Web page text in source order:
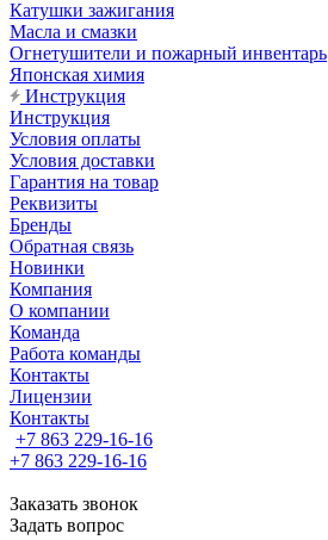
Катушки зажигания
Масла и смазки
Огнетушители и пожарный инвентарь
Японская химия
Инструкция
Инструкция
Условия оплаты
Условия доставки
Гарантия на товар
Реквизиты
Бренды
Обратная связь
Новинки
Компания
О компании
Команда
Работа команды
Контакты
Лицензии
Контакты
+7 863 229-16-16
+7 863 229-16-16
Заказать звонок
Задать вопрос